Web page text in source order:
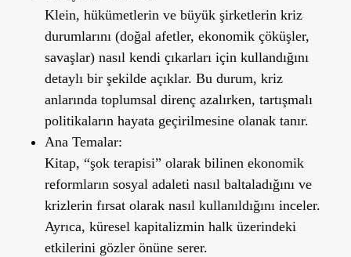
Klein, hükümetlerin ve büyük şirketlerin kriz
durumlarını (doğal afetler, ekonomik çöküşler,
savaşlar) nasıl kendi çıkarları için kullandığını
detaylı bir şekilde açıklar. Bu durum, kriz
anlarında toplumsal direnç azalırken, tartışmalı
politikaların hayata geçirilmesine olanak tanır.
Ana Temalar:
Kitap, “şok terapisi” olarak bilinen ekonomik
reformların sosyal adaleti nasıl baltaladığını ve
krizlerin fırsat olarak nasıl kullanıldığını inceler.
Ayrıca, küresel kapitalizmin halk üzerindeki
etkilerini gözler önüne serer.